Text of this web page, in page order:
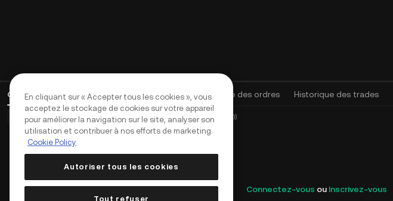
Ordres ouverts ( 0) Positions (0) Actifs Historique des ordres Historique des trades
Ordres de base (0) Ordres avancés (0) Ordres TWAP (0)
Connectez-vous ou Inscrivez-vous
En cliquant sur « Accepter tous les cookies », vous
acceptez le stockage de cookies sur votre appareil
pour améliorer la navigation sur le site, analyser son
utilisation et contribuer à nos efforts de marketing.
Cookie Policy
Autoriser tous les cookies
Tout refuser